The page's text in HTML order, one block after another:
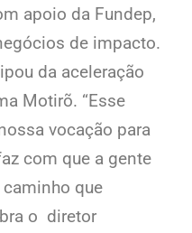
apoio da Fundep,
de impacto.
da aceleração
Motirõ. “Esse
vocação para
com que a gente
que
o diretor